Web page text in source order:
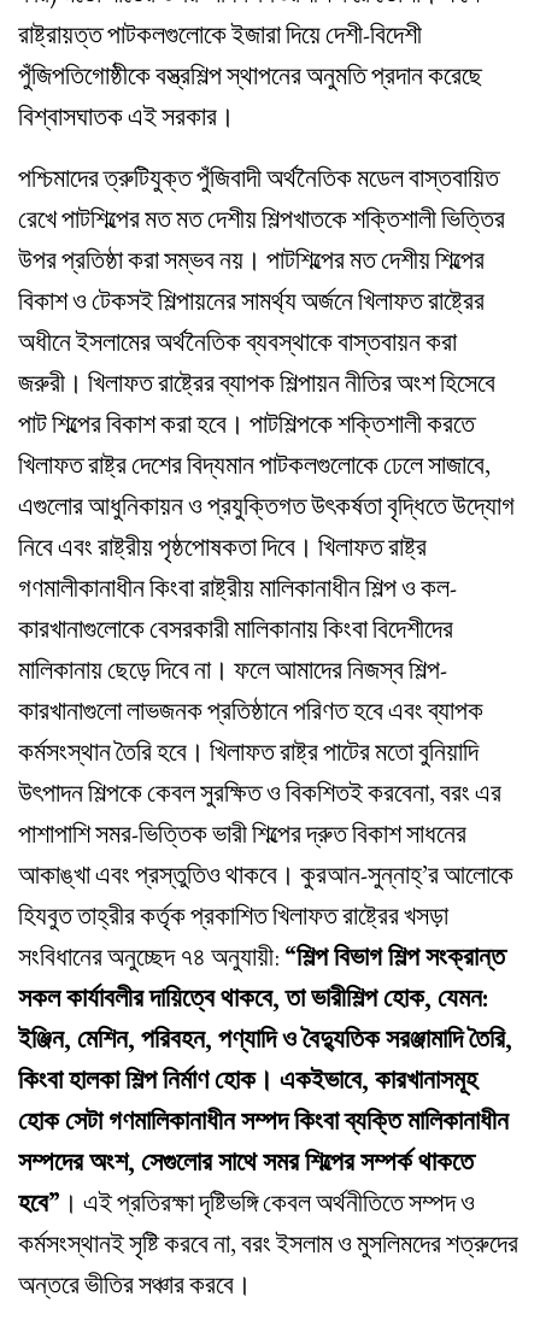
রাষ্ট্রায়ত্ত পাটকলগুলোকে ইজারা দিয়ে দেশী-বিদেশী
পুঁজিপতিগোষ্ঠীকে বস্ত্রশিল্প স্থাপনের অনুমতি প্রদান করেছে
বিশ্বাসঘাতক এই সরকার।
পশ্চিমাদের ত্রুটিযুক্ত পুঁজিবাদী অর্থনৈতিক মডেল বাস্তবায়িত
রেখে পাটশিল্পের মত মত দেশীয় শিল্পখাতকে শক্তিশালী ভিত্তির
উপর প্রতিষ্ঠা করা সম্ভব নয়। পাটশিল্পের মত দেশীয় শিল্পের
বিকাশ ও টেকসই শিল্পায়নের সামর্থ্য অর্জনে খিলাফত রাষ্ট্রের
অধীনে ইসলামের অর্থনৈতিক ব্যবস্থাকে বাস্তবায়ন করা
জরুরী। খিলাফত রাষ্ট্রের ব্যাপক শিল্পায়ন নীতির অংশ হিসেবে
পাট শিল্পের বিকাশ করা হবে। পাটশিল্পকে শক্তিশালী করতে
খিলাফত রাষ্ট্র দেশের বিদ্যমান পাটকলগুলোকে ঢেলে সাজাবে,
এগুলোর আধুনিকায়ন ও প্রযুক্তিগত উৎকর্ষতা বৃদ্ধিতে উদ্যোগ
নিবে এবং রাষ্ট্রীয় পৃষ্ঠপোষকতা দিবে। খিলাফত রাষ্ট্র
গণমালীকানাধীন কিংবা রাষ্ট্রীয় মালিকানাধীন শিল্প ও কল-
কারখানাগুলোকে বেসরকারী মালিকানায় কিংবা বিদেশীদের
মালিকানায় ছেড়ে দিবে না। ফলে আমাদের নিজস্ব শিল্প-
কারখানাগুলো লাভজনক প্রতিষ্ঠানে পরিণত হবে এবং ব্যাপক
কর্মসংস্থান তৈরি হবে। খিলাফত রাষ্ট্র পাটের মতো বুনিয়াদি
উৎপাদন শিল্পকে কেবল সুরক্ষিত ও বিকশিতই করবেনা, বরং এর
পাশাপাশি সমর-ভিত্তিক ভারী শিল্পের দ্রুত বিকাশ সাধনের
আকাঙ্খা এবং প্রস্তুতিও থাকবে। কুরআন-সুন্নাহ্‌’র আলোকে
হিযবুত তাহ্‌রীর কর্তৃক প্রকাশিত খিলাফত রাষ্ট্রের খসড়া
সংবিধানের অনুচ্ছেদ ৭৪ অনুযায়ী: “শিল্প বিভাগ শিল্প সংক্রান্ত
সকল কার্যাবলীর দায়িত্বে থাকবে, তা ভারীশিল্প হোক, যেমন:
ইঞ্জিন, মেশিন, পরিবহন, পণ্যাদি ও বৈদ্যুতিক সরঞ্জামাদি তৈরি,
কিংবা হালকা শিল্প নির্মাণ হোক। একইভাবে, কারখানাসমূহ
হোক সেটা গণমালিকানাধীন সম্পদ কিংবা ব্যক্তি মালিকানাধীন
সম্পদের অংশ, সেগুলোর সাথে সমর শিল্পের সম্পর্ক থাকতে
হবে” । এই প্রতিরক্ষা দৃষ্টিভঙ্গি কেবল অর্থনীতিতে সম্পদ ও
কর্মসংস্থানই সৃষ্টি করবে না, বরং ইসলাম ও মুসলিমদের শত্রুদের
অন্তরে ভীতির সঞ্চার করবে।